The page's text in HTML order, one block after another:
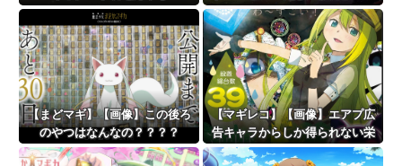
よ！！！！水全体ブレイカー
ャケット
【まどマギ】【画像】この後ろ
のやつはなんなの？？？？
【マギレコ】【画像】エアプ広
告キャラからしか得られない栄
養がある